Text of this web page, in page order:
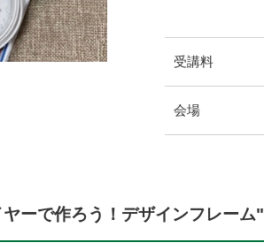
受講料
会場
ーで作ろう！デザインフレーム"